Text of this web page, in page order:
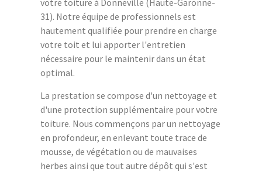
31). Notre équipe de professionnels est
hautement qualifiée pour prendre en charge
votre toit et lui apporter l'entretien
nécessaire pour le maintenir dans un état
optimal.
La prestation se compose d'un nettoyage et
d'une protection supplémentaire pour votre
toiture. Nous commençons par un nettoyage
en profondeur, en enlevant toute trace de
mousse, de végétation ou de mauvaises
herbes ainsi que tout autre dépôt qui s'est